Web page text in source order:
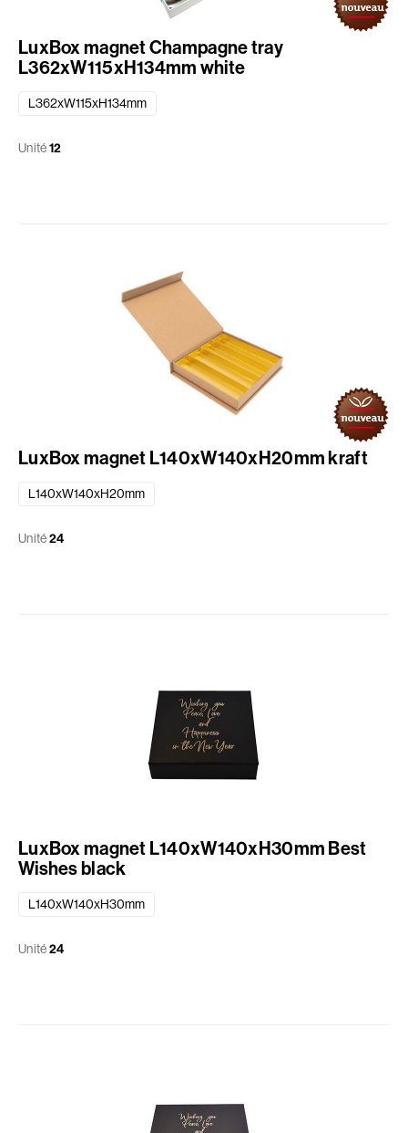
LuxBox magnet Champagne tray
L362xW115xH134mm white
L362xW115xH134mm
Unité12
LuxBox magnet L140xW140xH20mm kraft
L140xW140xH20mm
Unité24
LuxBox magnet L140xW140xH30mm Best
Wishes black
L140xW140xH30mm
Unité24